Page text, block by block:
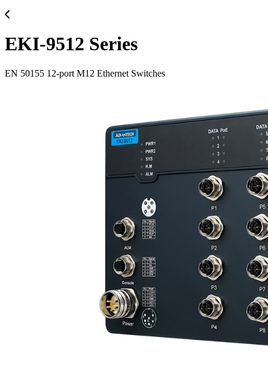
EKI-9512 Series
EN 50155 12-port M12 Ethernet Switches